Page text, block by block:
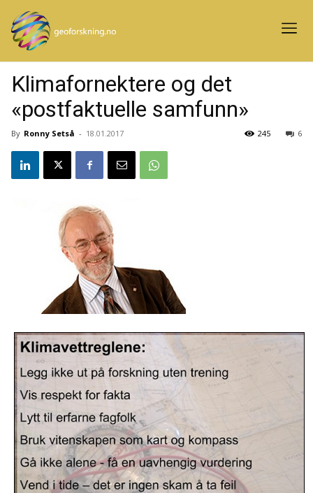
Klimafornektere og det
«postfaktuelle samfunn»
By Ronny Setså - 18.01.2017 6
245